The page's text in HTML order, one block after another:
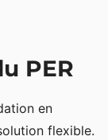
PER
en
flexible.